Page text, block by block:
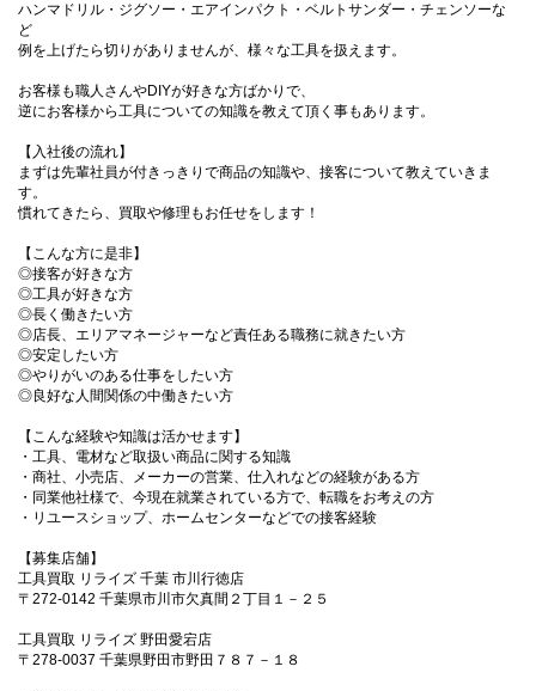
ハンマドリル・ジグソー・エアインパクト・ベルトサンダー・チェンソーな
ど
例を上げたら切りがありませんが、様々な工具を扱えます。
お客様も職人さんやDIYが好きな方ばかりで、
逆にお客様から工具についての知識を教えて頂く事もあります。
【入社後の流れ】
まずは先輩社員が付きっきりで商品の知識や、接客について教えていきま
す。
慣れてきたら、買取や修理もお任せをします！
【こんな方に是非】
◎接客が好きな方
◎工具が好きな方
◎長く働きたい方
◎店長、エリアマネージャーなど責任ある職務に就きたい方
◎安定したい方
◎やりがいのある仕事をしたい方
◎良好な人間関係の中働きたい方
【こんな経験や知識は活かせます】
・工具、電材など取扱い商品に関する知識
・商社、小売店、メーカーの営業、仕入れなどの経験がある方
・同業他社様で、今現在就業されている方で、転職をお考えの方
・リユースショップ、ホームセンターなどでの接客経験
【募集店舗】
工具買取 リライズ 千葉 市川行徳店
〒272-0142 千葉県市川市欠真間２丁目１－２５
工具買取 リライズ 野田愛宕店
〒278-0037 千葉県野田市野田７８７－１８